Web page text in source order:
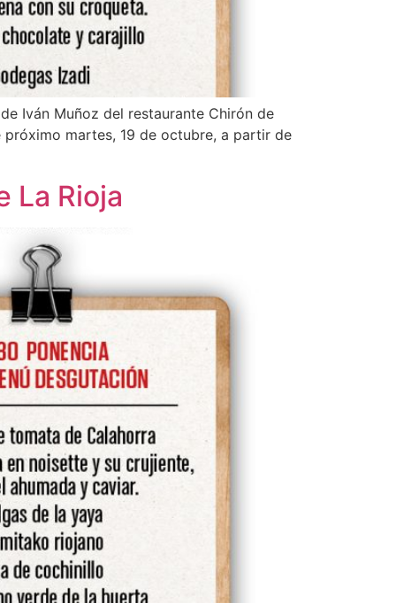
Iván Muñoz del restaurante Chirón de
martes, 19 de octubre, a partir de
La Rioja